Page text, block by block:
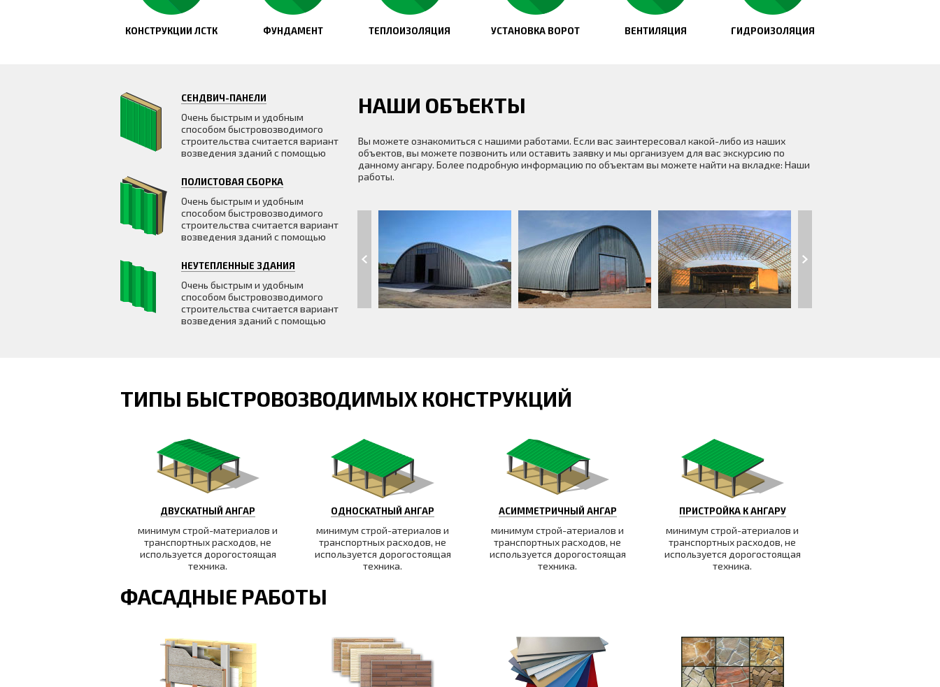
КОНСТРУКЦИИ ЛСТК ФУНДАМЕНТ ТЕПЛОИЗОЛЯЦИЯ УСТАНОВКА ВОРОТ ВЕНТИЛЯЦИЯ ГИДРОИЗОЛЯЦИЯ
СЕНДВИЧ-ПАНЕЛИ
Очень быстрым и удобным
способом быстровозводимого
строительства считается вариант
возведения зданий с помощью
ПОЛИСТОВАЯ СБОРКА
Очень быстрым и удобным
способом быстровозводимого
строительства считается вариант
возведения зданий с помощью
НЕУТЕПЛЕННЫЕ ЗДАНИЯ
Очень быстрым и удобным
способом быстровозводимого
строительства считается вариант
возведения зданий с помощью
НАШИ ОБЪЕКТЫ
Вы можете ознакомиться с нашими работами. Если вас заинтересовал какой-либо из наших
объектов, вы можете позвонить или оставить заявку и мы организуем для вас экскурсию по
данному ангару. Более подробную информацию по объектам вы можете найти на вкладке: Наши
работы.
ТИПЫ БЫСТРОВОЗВОДИМЫХ КОНСТРУКЦИЙ
ДВУСКАТНЫЙ АНГАР
минимум строй-материалов и
транспортных расходов, не
используется дорогостоящая
техника.
ОДНОСКАТНЫЙ АНГАР
минимум строй-атериалов и
транспортных расходов, не
используется дорогостоящая
техника.
АСИММЕТРИЧНЫЙ АНГАР
минимум строй-атериалов и
транспортных расходов, не
используется дорогостоящая
техника.
ПРИСТРОЙКА К АНГАРУ
минимум строй-атериалов и
транспортных расходов, не
используется дорогостоящая
техника.
ФАСАДНЫЕ РАБОТЫ